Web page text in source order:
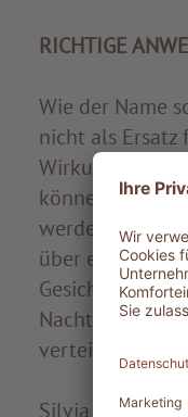
RICHTIGE
Wie der Name
nicht als Ersatz
Wirkung.
können sowohl
werden, etwa
über einen
Gesichtscreme
Nachtcreme
verteilen und
Silvia